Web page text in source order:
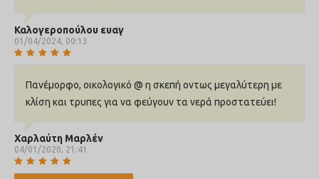
Καλογεροπούλου ευαγ
01/04/2024, 00:13
Πανέμορφο, οικολογικό @ η σκεπή οντως μεγαλύτερη με
κλίση και τρυπες για να φεύγουν τα νερά προστατεύει!
Χαρλαύτη Μαρλέν
04/01/2020, 21:41